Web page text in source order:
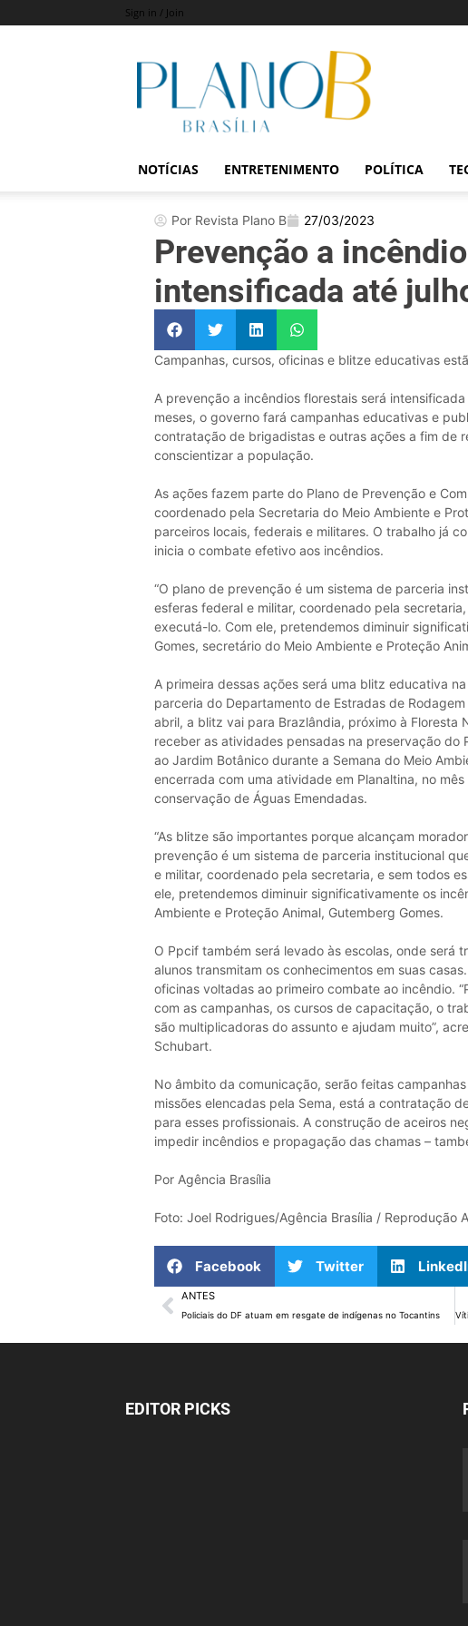
Sign in / Join
Revista
Plano
NOTÍCIAS ENTRETENIMENTO POLÍTICA
Por Revista Plano B 27/03/2023
Prevenção a
intensificada até
Campanhas, cursos, oficinas e blitze educativas
A prevenção a incêndios florestais será
meses, o governo fará campanhas educativas e
contratação de brigadistas e outras ações a fim de
conscientizar a população.
As ações fazem parte do Plano de Prevenção e
coordenado pela Secretaria do Meio Ambiente e
parceiros locais, federais e militares. O trabalho já
inicia o combate efetivo aos incêndios.
“O plano de prevenção é um sistema de parceria
esferas federal e militar, coordenado pela
executá-lo. Com ele, pretendemos diminuir
Gomes, secretário do Meio Ambiente e Proteção
A primeira dessas ações será uma blitz educativa
parceria do Departamento de Estradas de
abril, a blitz vai para Brazlândia, próximo à Floresta
receber as atividades pensadas na preservação do
ao Jardim Botânico durante a Semana do Meio
encerrada com uma atividade em Planaltina, no
conservação de Águas Emendadas.
“As blitze são importantes porque alcançam
prevenção é um sistema de parceria institucional
e militar, coordenado pela secretaria, e sem todos
ele, pretendemos diminuir significativamente os
Ambiente e Proteção Animal, Gutemberg Gomes.
O Ppcif também será levado às escolas, onde será
alunos transmitam os conhecimentos em suas
oficinas voltadas ao primeiro combate ao incêndio.
com as campanhas, os cursos de capacitação, o
são multiplicadoras do assunto e ajudam muito”,
Schubart.
No âmbito da comunicação, serão feitas
missões elencadas pela Sema, está a contratação
para esses profissionais. A construção de aceiros
impedir incêndios e propagação das chamas –
Por Agência Brasília
Foto: Joel Rodrigues/Agência Brasília / Reprodução
Facebook Twitter
ANTES
Policiais do DF atuam em resgate de indígenas no Tocantins
EDITOR PICKS